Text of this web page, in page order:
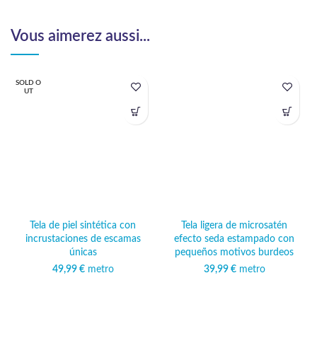
Vous aimerez aussi...
SOLD O
UT
Tela de piel sintética con
incrustaciones de escamas
únicas
49,99 €metro
Tela ligera de microsatén
efecto seda estampado con
pequeños motivos burdeos
39,99 €metro